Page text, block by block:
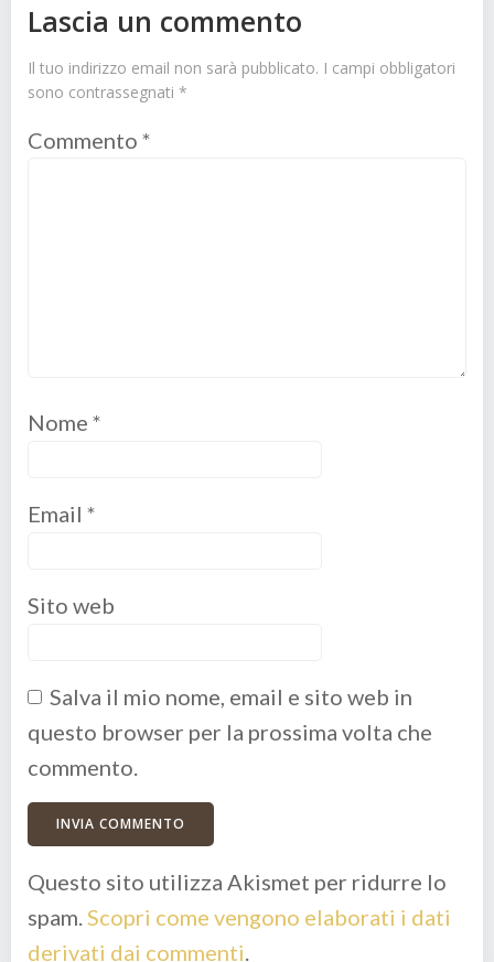
Lascia un commento
Il tuo indirizzo email non sarà pubblicato. I campi obbligatori
sono contrassegnati *
Commento *
Nome *
Email *
Sito web
Salva il mio nome, email e sito web in
questo browser per la prossima volta che
commento.
Questo sito utilizza Akismet per ridurre lo
spam. Scopri come vengono elaborati i dati
derivati dai commenti